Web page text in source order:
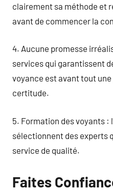
clairement sa méthode et
avant de commencer la
4. Aucune promesse
services qui garantissent
voyance est avant tout
certitude.
5. Formation des voyants
sélectionnent des experts
service de qualité.
Faites